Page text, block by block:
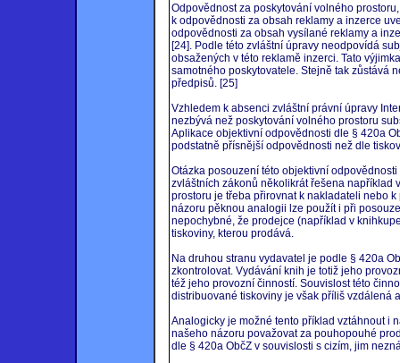
Odpovědnost za poskytování volného
k odpovědnosti za obsah reklamy a inzerce
odpovědnosti za obsah vysílané reklamy a
[24]. Podle této zvláštní úpravy neodpovídá
obsažených v této reklamě inzerci. Tato
samotného poskytovatele. Stejně tak zůstává
předpisů. [25]
Vzhledem k absenci zvláštní právní úpravy
nezbývá než poskytování volného prostoru
Aplikace objektivní odpovědnosti dle § 420a
podstatně přísnější odpovědnosti než dle
Otázka posouzení této objektivní
zvláštních zákonů několikrát řešena například
prostoru je třeba přirovnat k nakladateli nebo
názoru pěknou analogii lze použít i při
nepochybné, že prodejce (například v
tiskoviny, kterou prodává.
Na druhou stranu vydavatel je podle § 420a
zkontrolovat. Vydávání knih je totiž jeho
též jeho provozní činností. Souvislost této
distribuované tiskoviny je však příliš vzdálená
Analogicky je možné tento příklad vztáhnout i
našeho názoru považovat za pouhopouhé
dle § 420a ObčZ v souvislosti s cizím, jim